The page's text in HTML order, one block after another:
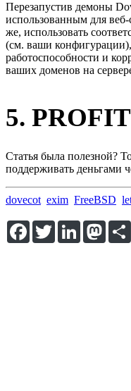
Перезапустив демоны
использованным для
же, использовать
(см. ваши
работоспособности и
ваших доменов на
5.
Статья была полезной?
поддерживать деньгами
dovecot exim FreeBSD
FacebookTwitterLinkedIn